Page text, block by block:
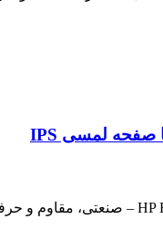
23,500,000 تومان